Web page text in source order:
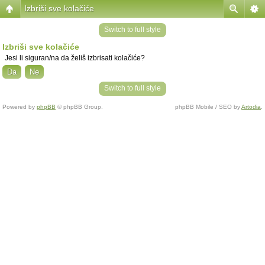
Izbriši sve kolačiće
Switch to full style
Izbriši sve kolačiće
Jesi li siguran/na da želiš izbrisati kolačiće?
Switch to full style
Powered by phpBB © phpBB Group. phpBB Mobile / SEO byArtodia